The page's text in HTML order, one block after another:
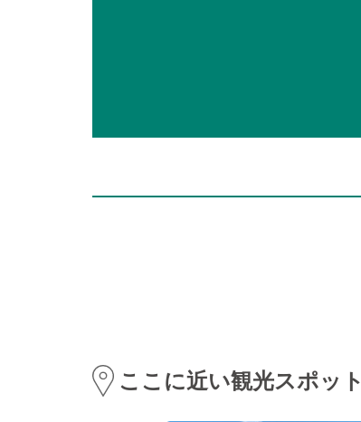
ここに近い観光スポット